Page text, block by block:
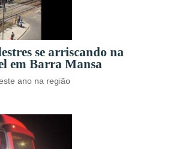
se arriscando na
em Barra Mansa
ano na região